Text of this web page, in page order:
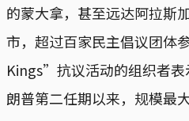
的蒙大拿，甚至远达阿拉斯
市，超过百家民主倡议团体
Kings”抗议活动的组织者
朗普第二任期以来，规模最